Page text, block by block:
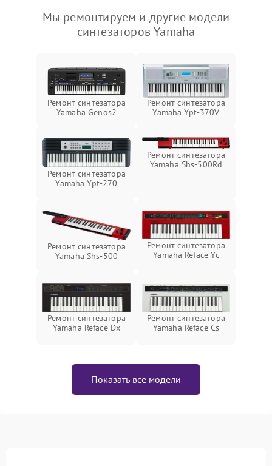
Мы ремонтируем и другие модели
синтезаторов Yamaha
Ремонт синтезатора
Yamaha Genos2
Ремонт синтезатора
Yamaha Ypt-370V
Ремонт синтезатора
Yamaha Ypt-270
Ремонт синтезатора
Yamaha Shs-500Rd
Ремонт синтезатора
Yamaha Shs-500
Ремонт синтезатора
Yamaha Reface Yc
Ремонт синтезатора
Yamaha Reface Dx
Ремонт синтезатора
Yamaha Reface Cs
Показать все модели